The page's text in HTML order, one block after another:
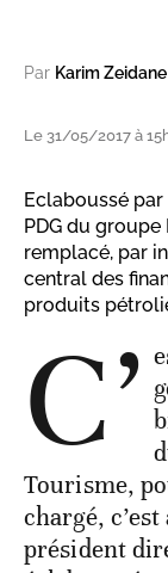
Par Karim Zeidane
Le 31/05/2017 à
Eclaboussé
PDG du
remplacé, par
central des
produits
C’
Tourisme,
chargé,
président